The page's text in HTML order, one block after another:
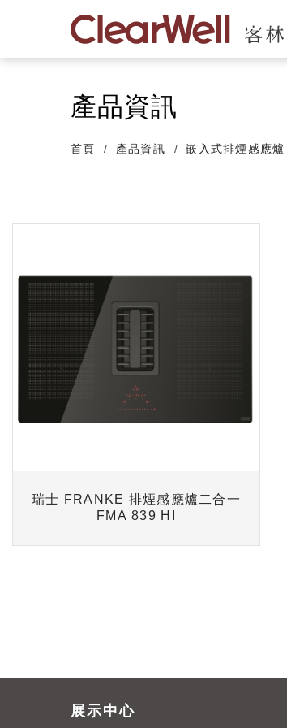
產品資訊
首頁 產品資訊 嵌入式排煙感應爐
瑞士 FRANKE 排煙感應爐二合一
FMA 839 HI
展示中心